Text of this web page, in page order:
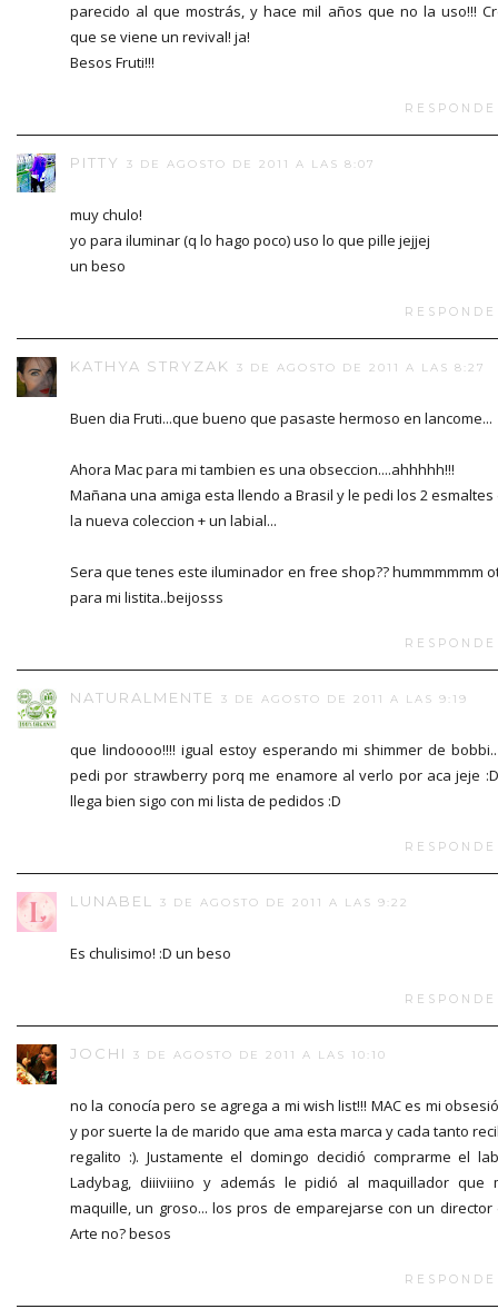
parecido al que mostrás, y hace mil años que no la uso!!!
que se viene un revival! ja!
Besos Fruti!!!
PITTY 3 DE AGOSTO DE 2011 A LAS 8:07
muy chulo!
yo para iluminar (q lo hago poco) uso lo que pille jejjej
un beso
KATHYA STRYZAK 3 DE AGOSTO DE 2011 A LAS 8:27
Buen dia Fruti...que bueno que pasaste hermoso en lancome...
Ahora Mac para mi tambien es una obseccion....ahhhhh!!!
Mañana una amiga esta llendo a Brasil y le pedi los 2 esmaltes
la nueva coleccion + un labial...
Sera que tenes este iluminador en free shop?? hummmmmm
para mi listita..beijosss
NATURALMENTE 3 DE AGOSTO DE 2011 A LAS 9:19
que lindoooo!!!! igual estoy esperando mi shimmer de
pedi por strawberry porq me enamore al verlo por aca jeje
llega bien sigo con mi lista de pedidos :D
LUNABEL 3 DE AGOSTO DE 2011 A LAS 9:22
Es chulisimo! :D un beso
JOCHI 3 DE AGOSTO DE 2011 A LAS 10:10
no la conocía pero se agrega a mi wish list!!! MAC es mi
y por suerte la de marido que ama esta marca y cada tanto
regalito :). Justamente el domingo decidió comprarme el
Ladybag, diiiviiino y además le pidió al maquillador que
maquille, un groso... los pros de emparejarse con un director
Arte no? besos